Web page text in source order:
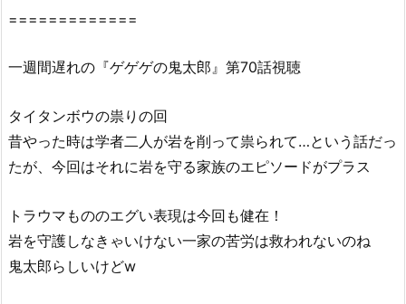
感
想・
ど
こ
ろ
ゲ
ゲ
ゲ
=============
一週間遅れの『ゲゲゲの鬼太郎』第70話視聴
タイタンボウの祟りの回
昔やった時は学者二人が岩を削って祟られて…という話だっ
たが、今回はそれに岩を守る家族のエピソードがプラス
トラウマもののエグい表現は今回も健在！
岩を守護しなきゃいけない一家の苦労は救われないのね
鬼太郎らしいけどw